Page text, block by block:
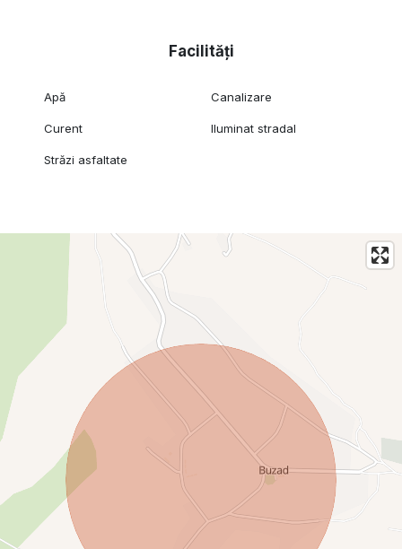
Facilități
Apă Canalizare
Curent Iluminat stradal
Străzi asfaltate